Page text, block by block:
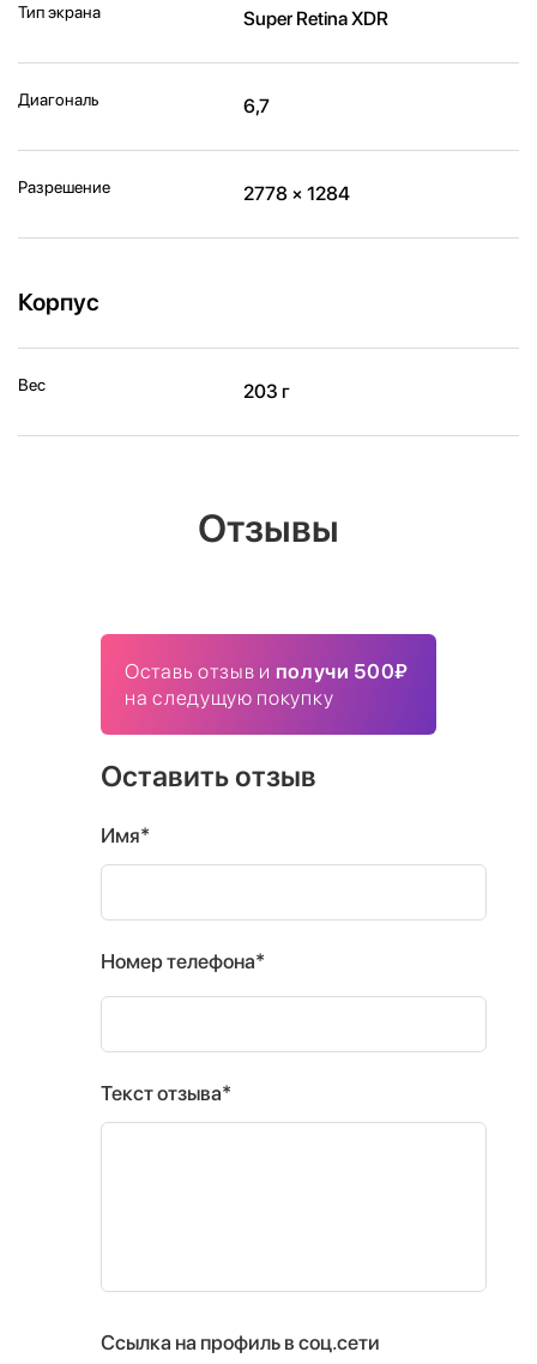
Тип экрана Super Retina XDR
Диагональ 6,7
Разрешение 2778 × 1284
Корпус
Вес 203 г
Отзывы
Оставь отзыв и получи 500₽
на следущую покупку
Оставить отзыв
Имя*
Номер телефона*
Текст отзыва*
Ссылка на профиль в соц.сети